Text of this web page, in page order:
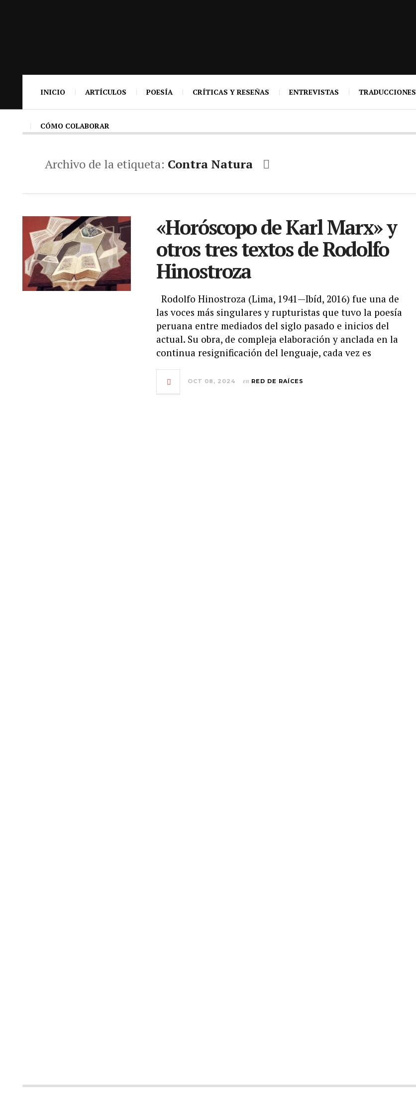
INICIO ARTÍCULOS POESÍA CRÍTICAS Y RESEÑAS ENTREVISTAS TRADUCCIONES
CÓMO COLABORAR
Archivo de la etiqueta: Contra Natura
«Horóscopo de Karl Marx» y
otros tres textos de Rodolfo
Hinostroza
Rodolfo Hinostroza (Lima, 1941—Ibíd, 2016) fue una de
las voces más singulares y rupturistas que tuvo la poesía
peruana entre mediados del siglo pasado e inicios del
actual. Su obra, de compleja elaboración y anclada en la
continua resignificación del lenguaje, cada vez es
OCT 08, 2024 en RED DE RAÍCES